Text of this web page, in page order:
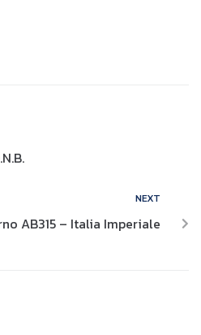
NEXT
AB315 – Italia Imperiale